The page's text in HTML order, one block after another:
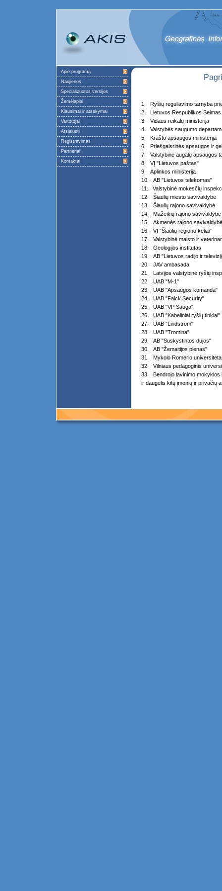
Apie programą
Naujienos
Specializuotos versijos
Žemėlapiai
Klausimai ir atsakymai
Vartotojai
Atsisiųsti
Registravimas
Partneriai
Kontaktai
1. Ryšių reguliavimo tarnyba
2. Lietuvos Respublikos Seimas
3. Vidaus reikalų ministerija
4. Valstybės saugumo
5. Krašto apsaugos ministerija
6. Priešgaisrinės apsaugos ir
7. Valstybinė augalų apsaugos
8. VĮ "Lietuvos paštas"
9. Aplinkos ministerija
10. AB "Lietuvos telekomas"
11. Valstybinė mokesčių
12. Šiaulių miesto savivaldybė
13. Šiaulių rajono savivaldybė
14. Mažeikių rajono savivaldybė
15. Akmenės rajono savivaldybė
16. VĮ "Šiaulių regiono keliai"
17. Valstybinė maisto ir
18. Geologijos institutas
19. AB "Lietuvos radijo ir
20. JAV ambasada
21. Latvijos valstybinė ryšių
22. UAB "M-1"
23. UAB "Apsaugos komanda"
24. UAB "Falck Security"
25. UAB "VP Sauga"
26. UAB "Kabeliniai ryšių tinklai"
27. UAB "Lindström"
28. UAB "Tromina"
29. AB "Suskystintos dujos"
30. AB "Žemaitijos pienas"
31. Mykolo Romerio
32. Vilniaus pedagoginis
33. Bendrojo lavinimo mokyklos
ir daugelis kitų įmonių ir privačių